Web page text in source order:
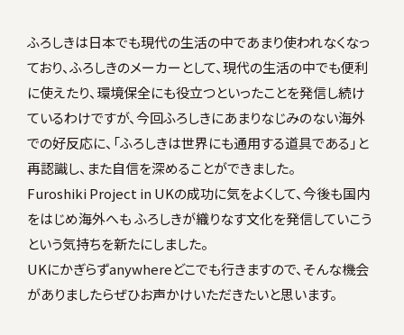
ふろしきは日本でも現代の生活の中であまり使われなくなっ
ており、ふろしきのメーカーとして、現代の生活の中でも便利
に使えたり、環境保全にも役立つといったことを発信し続け
ているわけですが、今回ふろしきにあまりなじみのない海外
での好反応に、「ふろしきは世界にも通用する道具である」と
再認識し、また自信を深めることができました。
Furoshiki Project in UKの成功に気をよくして、今後も国内
をはじめ海外へも ふろしきが織りなす文化を発信していこう
という気持ちを新たにしました。
UKにかぎらずanywhereどこでも行きますので、そんな機会
がありましたらぜひお声かけいただきたいと思います。